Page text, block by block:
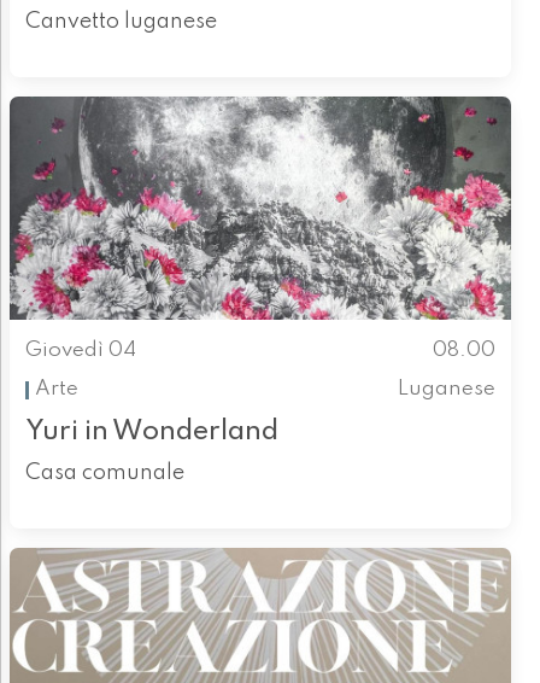
Canvetto luganese
Giovedì 04
08.00
Arte
Luganese
Yuri in Wonderland
Casa comunale